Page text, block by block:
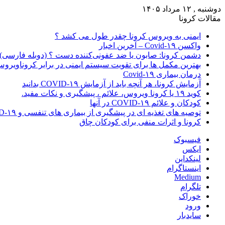
دوشنبه , ۱۲ مرداد ۱۴۰۵
مقالات کرونا
ایمنی به ویروس کرونا چقدر طول می کشد ؟
واکسن Covid-۱۹ – آخرین اخبار
دشمن کرونا: صابون یا ضد عفونی‌کننده دست ؟ (دوبله فارسی)
بهترین مکمل ها برای تقویت سیستم ایمنی در برابر
درمان بیماری Covid-۱۹
آزمایش کرونا، هر آنچه باید از آزمایش COVID-۱۹ بدانید
کوید ۱۹ یا کرونا ویروس، علائم ، پیشگیری و نکات مفید.
کودکان و علائم COVID-۱۹ در آنها
توصیه های تغذیه ای در پیشگیری از بیماری های تنفسی و COVID-۱۹
کرونا و اثرات منفی برای کودکان چاق
فیسبوک
ایکس
لینکداین
اینستاگرام
Medium
تلگرام
خوراک
ورود
سایدبار